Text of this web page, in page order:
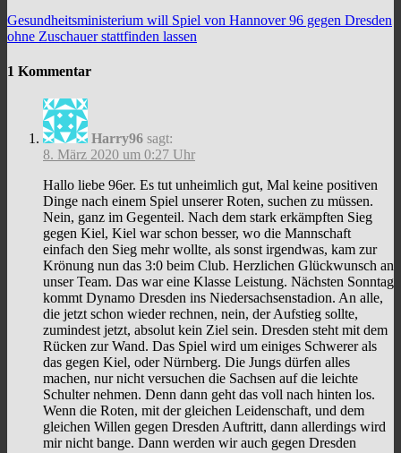
Gesundheitsministerium will Spiel von Hannover 96 gegen Dresden
ohne Zuschauer stattfinden lassen
1 Kommentar
Harry96 sagt:
8. März 2020 um 0:27 Uhr
Hallo liebe 96er. Es tut unheimlich gut, Mal keine positiven
Dinge nach einem Spiel unserer Roten, suchen zu müssen.
Nein, ganz im Gegenteil. Nach dem stark erkämpften Sieg
gegen Kiel, Kiel war schon besser, wo die Mannschaft
einfach den Sieg mehr wollte, als sonst irgendwas, kam zur
Krönung nun das 3:0 beim Club. Herzlichen Glückwunsch an
unser Team. Das war eine Klasse Leistung. Nächsten Sonntag
kommt Dynamo Dresden ins Niedersachsenstadion. An alle,
die jetzt schon wieder rechnen, nein, der Aufstieg sollte,
zumindest jetzt, absolut kein Ziel sein. Dresden steht mit dem
Rücken zur Wand. Das Spiel wird um einiges Schwerer als
das gegen Kiel, oder Nürnberg. Die Jungs dürfen alles
machen, nur nicht versuchen die Sachsen auf die leichte
Schulter nehmen. Denn dann geht das voll nach hinten los.
Wenn die Roten, mit der gleichen Leidenschaft, und dem
gleichen Willen gegen Dresden Auftritt, dann allerdings wird
mir nicht bange. Dann werden wir auch gegen Dresden